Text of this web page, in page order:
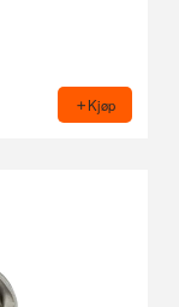
Kjøp